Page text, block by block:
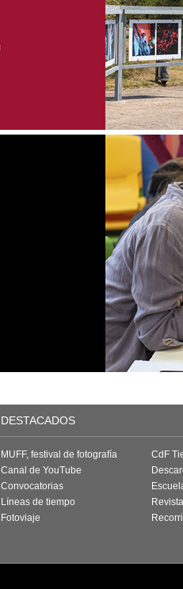
DESTACADOS
MUFF, festival de fotografía
Canal de YouTube
Convocatorias
Líneas de tiempo
Fotoviaje
CdF